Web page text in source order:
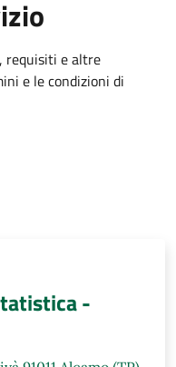
requisiti e altre
e le condizioni di
-